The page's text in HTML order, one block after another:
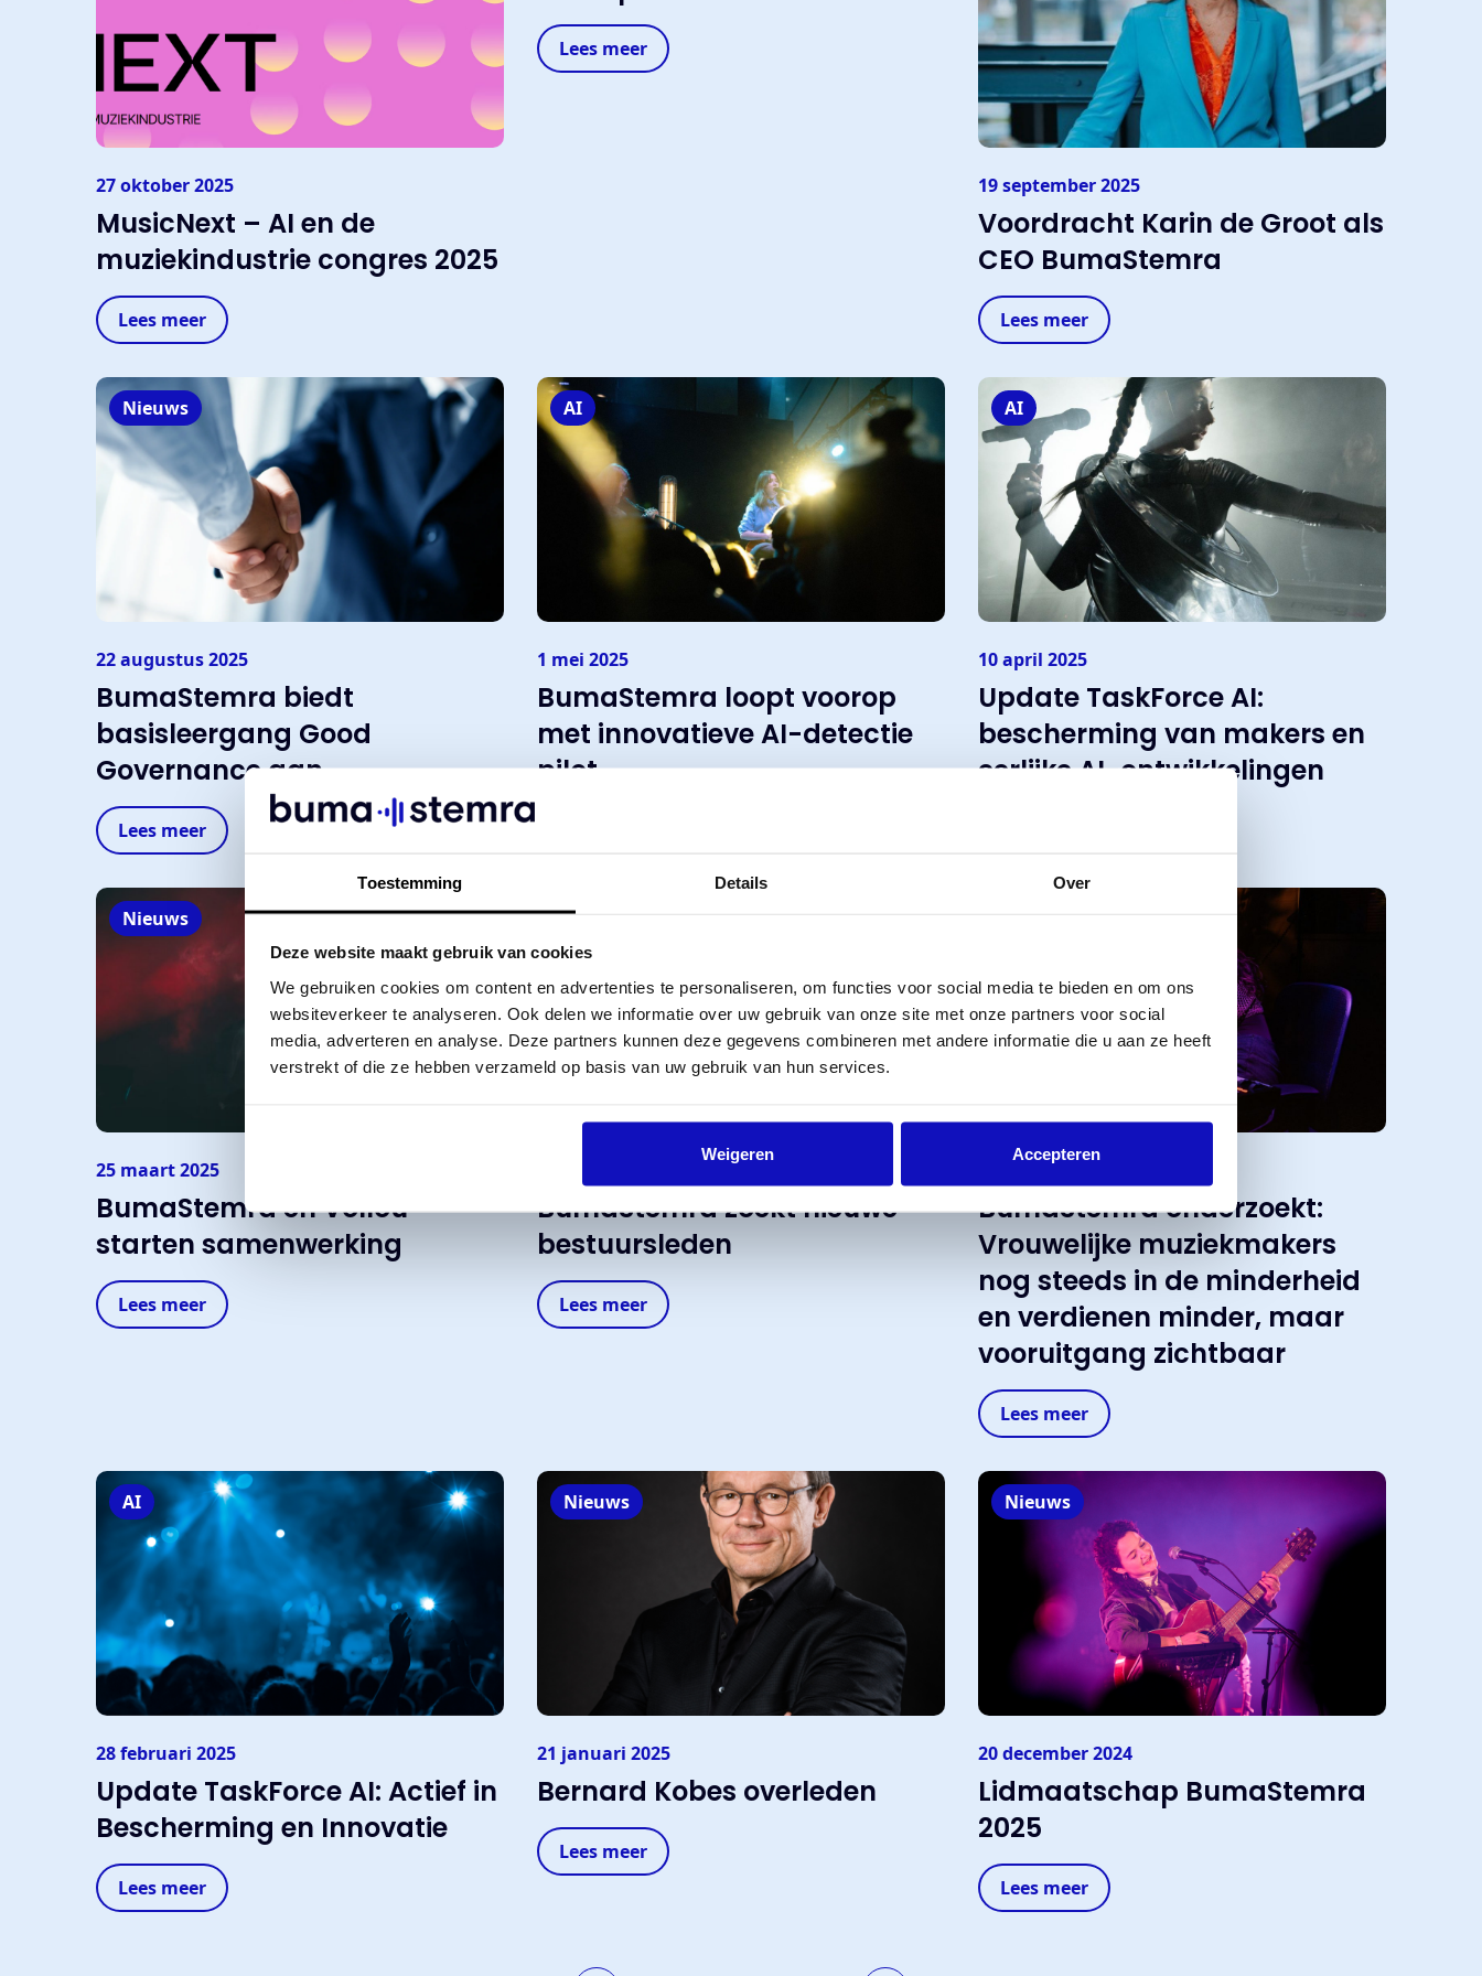
Toestemming Details Over
Deze website maakt gebruik van cookies
We gebruiken cookies om content en advertenties te personaliseren, om functies voor social media te bieden en om ons
websiteverkeer te analyseren. Ook delen we informatie over uw gebruik van onze site met onze partners voor social
media, adverteren en analyse. Deze partners kunnen deze gegevens combineren met andere informatie die u aan ze heeft
verstrekt of die ze hebben verzameld op basis van uw gebruik van hun services.
Weigeren Accepteren
27 oktober 2025
MusicNext – AI en de
muziekindustrie congres 2025
Lees meer
Lees meer
19 september 2025
Voordracht Karin de Groot als
CEO BumaStemra
Lees meer
Nieuws
22 augustus 2025
BumaStemra biedt
basisleergang Good
Governance aan
Lees meer
AI
1 mei 2025
BumaStemra loopt voorop
met innovatieve AI-detectie
pilot
AI
10 april 2025
Update TaskForce AI:
bescherming van makers en
eerlijke AI-ontwikkelingen
Nieuws
25 maart 2025
BumaStemra en Vollou
starten samenwerking
Lees meer
Nieuws
BumaStemra zoekt nieuwe
bestuursleden
Lees meer
6 maart 2025
BumaStemra onderzoekt:
Vrouwelijke muziekmakers
nog steeds in de minderheid
en verdienen minder, maar
vooruitgang zichtbaar
Lees meer
AI
28 februari 2025
Update TaskForce AI: Actief in
Bescherming en Innovatie
Lees meer
Nieuws
21 januari 2025
Bernard Kobes overleden
Lees meer
Nieuws
20 december 2024
Lidmaatschap BumaStemra
2025
Lees meer